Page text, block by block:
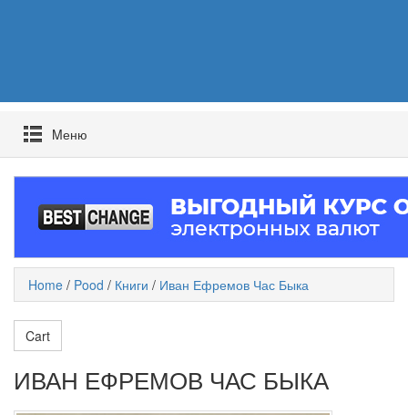
Mеню
Home / Pood / Книги / Иван Ефремов Час Быка
Cart
ИВАН ЕФРЕМОВ ЧАС БЫКА